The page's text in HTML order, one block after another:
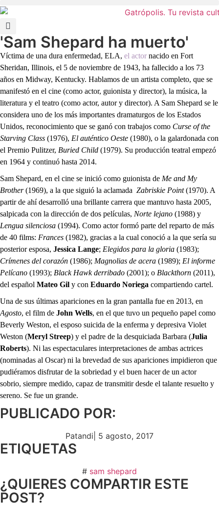
'Sam Shepard ha muerto'
Víctima de una dura enfermedad, ELA, el actor nacido en Fort
Sheridan, Illinois, el 5 de noviembre de 1943, ha fallecido a los 73
años en Midway, Kentucky. Hablamos de un artista completo, que se
manifestó en el cine (como actor, guionista y director), la música, la
literatura y el teatro (como actor, autor y director). A Sam Shepard se le
considera uno de los más importantes dramaturgos de los Estados
Unidos, reconocimiento que se ganó con trabajos como Curse of the
Starving Class (1976), El auténtico Oeste (1980), o la galardonada con
el Premio Pulitzer, Buried Child (1979). Su producción teatral empezó
en 1964 y continuó hasta 2014.
Sam Shepard, en el cine se inició como guionista de Me and My
Brother(1969), a la que siguió la aclamada Zabriskie Point(1970). A
partir de ahí desarrolló una brillante carrera que mantuvo hasta 2005,
salpicada con la dirección de dos películas, Norte lejano (1988) y
Lengua silenciosa (1994). Como actor formó parte del reparto de más
de 40 films: Frances (1982), gracias a la cual conoció a la que sería su
posterior esposa, Jessica Lange; Elegidos para la gloria (1983);
Crímenes del corazón (1986); Magnolias de acera (1989); El informe
Pelícano (1993); Black Hawk derribado (2001); o Blackthorn (2011),
del español Mateo Gil y con Eduardo Noriega compartiendo cartel.
Una de sus últimas apariciones en la gran pantalla fue en 2013, en
Agosto, el film de John Wells, en el que tuvo un pequeño papel como
Beverly Weston, el esposo suicida de la enferma y depresiva Violet
Weston (Meryl Streep) y el padre de la desquiciada Barbara (Julia
Roberts). Ni las espectaculares interpretaciones de ambas actrices
(nominadas al Oscar) ni la brevedad de sus apariciones impidieron que
pudiéramos disfrutar de la sobriedad y el buen hacer de un actor
sobrio, siempre medido, capaz de transmitir desde el talante resuelto y
sereno. Se fue un grande.
PUBLICADO POR:
Patandi 5 agosto, 2017
ETIQUETAS
# sam shepard
¿QUIERES COMPARTIR ESTE
POST?